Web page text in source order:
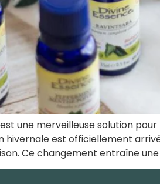
une merveilleuse solution
hivernale est officiellement
Ce changement entraîne